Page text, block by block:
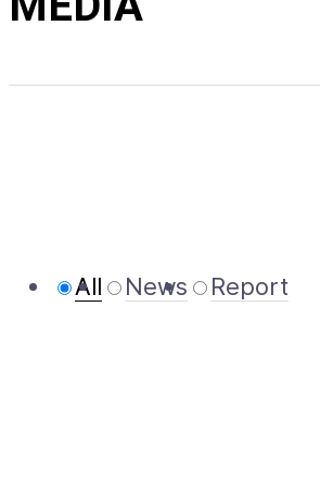
All News Report